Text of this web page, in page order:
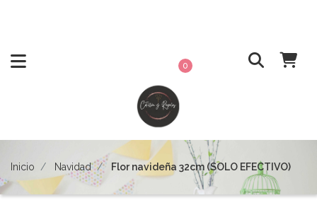
0
Inicio Navidad Flor navideña 32cm (SOLO EFECTIVO)